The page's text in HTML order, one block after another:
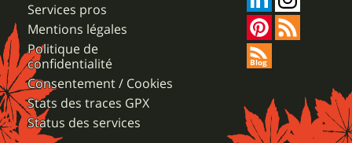
Services pros
Mentions légales
Politique de
confidentialité
Consentement / Cookies
Stats des traces GPX
Status des services